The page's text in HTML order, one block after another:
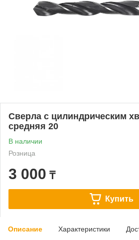
Сверла с цилиндрическим
средняя 20
В наличии
Розница
3 000 ₸
Купить
Описание Характеристики